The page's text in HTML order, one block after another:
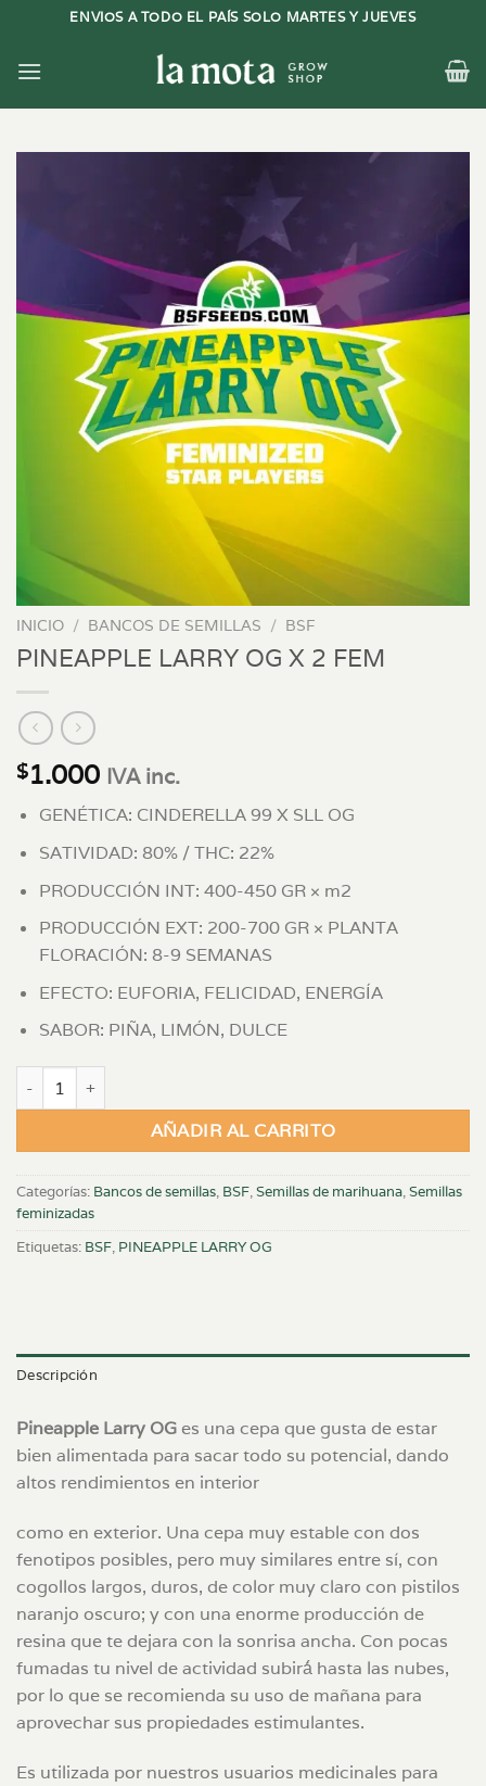
contenido
ENVIOS A TODO EL PAÍS SOLO MARTES Y JUEVES
INICIO / BANCOS DE SEMILLAS / BSF
PINEAPPLE LARRY OG X 2 FEM
$1.000 IVA inc.
GENÉTICA: CINDERELLA 99 X SLL OG
SATIVIDAD: 80% / THC: 22%
PRODUCCIÓN INT: 400-450 GR × m2
PRODUCCIÓN EXT: 200-700 GR × PLANTA
FLORACIÓN: 8-9 SEMANAS
EFECTO: EUFORIA, FELICIDAD, ENERGÍA
SABOR: PIÑA, LIMÓN, DULCE
PINEAPPLE LARRY OG X 2 FEM cantidad
AÑADIR AL CARRITO
Categorías: Bancos de semillas, BSF,Semillas de marihuana,Semillas
feminizadas
Etiquetas: BSF, PINEAPPLE LARRY OG
Descripción
Pineapple Larry OG es una cepa que gusta de estar
bien alimentada para sacar todo su potencial, dando
altos rendimientos en interior
como en exterior. Una cepa muy estable con dos
fenotipos posibles, pero muy similares entre sí, con
cogollos largos, duros, de color muy claro con pistilos
naranjo oscuro; y con una enorme producción de
resina que te dejara con la sonrisa ancha. Con pocas
fumadas tu nivel de actividad subirá́ hasta las nubes,
por lo que se recomienda su uso de mañana para
aprovechar sus propiedades estimulantes.
Es utilizada por nuestros usuarios medicinales para